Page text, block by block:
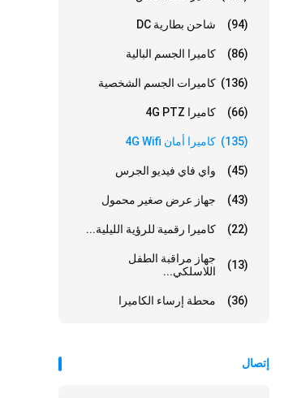
شاحن بطارية DC (94)
كاميرا الجسم البالية (86)
كاميرات الجسم الشخصية (136)
كاميرا 4G PTZ (66)
كاميرا أمان 4G Wifi (135)
واي فاي فيديو الجرس (45)
جهاز عرض صغير محمول (43)
كاميرا رقمية للرؤية الليلية... (22)
جهاز مراقبة الطفل
اللاسلكي...
(13)
محطة إرساء الكاميرا (36)
إتصال